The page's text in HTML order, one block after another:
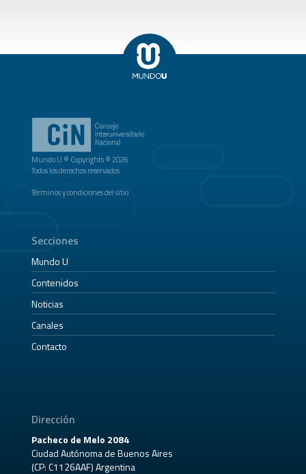
Mundo U ® Copyrights © 2026
Todos los derechos reservados.
Términos y condiciones del sitio
Secciones
Mundo U
Contenidos
Noticias
Canales
Contacto
Dirección
Pacheco de Melo 2084
Ciudad Autónoma de Buenos Aires
(CP: C1126AAF) Argentina